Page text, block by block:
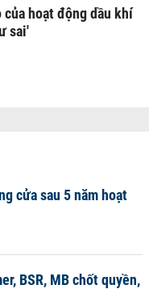
hoạt động dầu khí
sai'
cửa sau 5 năm hoạt
BSR, MB chốt quyền,